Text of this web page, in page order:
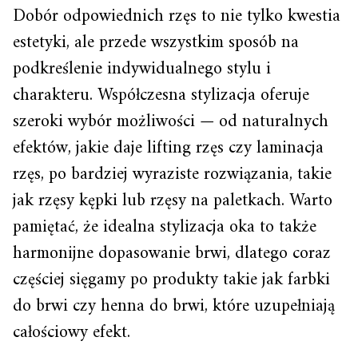
Dobór odpowiednich rzęs to nie tylko kwestia
estetyki, ale przede wszystkim sposób na
podkreślenie indywidualnego stylu i
charakteru. Współczesna stylizacja oferuje
szeroki wybór możliwości — od naturalnych
efektów, jakie daje lifting rzęs czy laminacja
rzęs, po bardziej wyraziste rozwiązania, takie
jak rzęsy kępki lub rzęsy na paletkach. Warto
pamiętać, że idealna stylizacja oka to także
harmonijne dopasowanie brwi, dlatego coraz
częściej sięgamy po produkty takie jak farbki
do brwi czy henna do brwi, które uzupełniają
całościowy efekt.